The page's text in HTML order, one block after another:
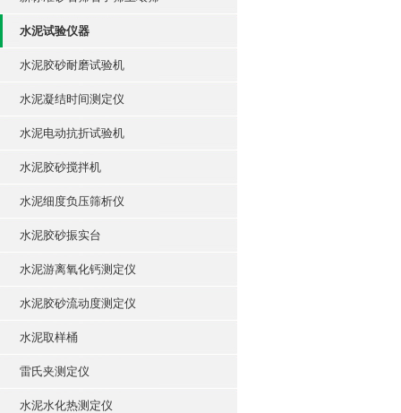
水泥试验仪器
水泥胶砂耐磨试验机
水泥凝结时间测定仪
水泥电动抗折试验机
水泥胶砂搅拌机
水泥细度负压筛析仪
水泥胶砂振实台
水泥游离氧化钙测定仪
水泥胶砂流动度测定仪
水泥取样桶
雷氏夹测定仪
水泥水化热测定仪